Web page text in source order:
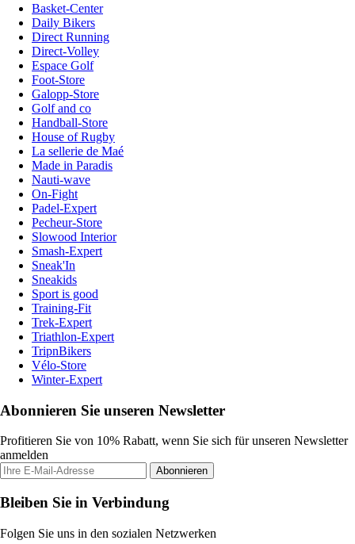
Basket-Center
Daily Bikers
Direct Running
Direct-Volley
Espace Golf
Foot-Store
Galopp-Store
Golf and co
Handball-Store
House of Rugby
La sellerie de Maé
Made in Paradis
Nauti-wave
On-Fight
Padel-Expert
Pecheur-Store
Slowood Interior
Smash-Expert
Sneak'In
Sneakids
Sport is good
Training-Fit
Trek-Expert
Triathlon-Expert
TripnBikers
Vélo-Store
Winter-Expert
Abonnieren Sie unseren Newsletter
Profitieren Sie von 10% Rabatt, wenn Sie sich für unseren Newsletter
anmelden
Abonnieren
Bleiben Sie in Verbindung
Folgen Sie uns in den sozialen Netzwerken